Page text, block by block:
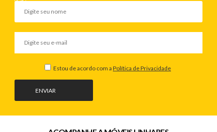
ENVIAR
Estou de acordo com a Política de Privacidade